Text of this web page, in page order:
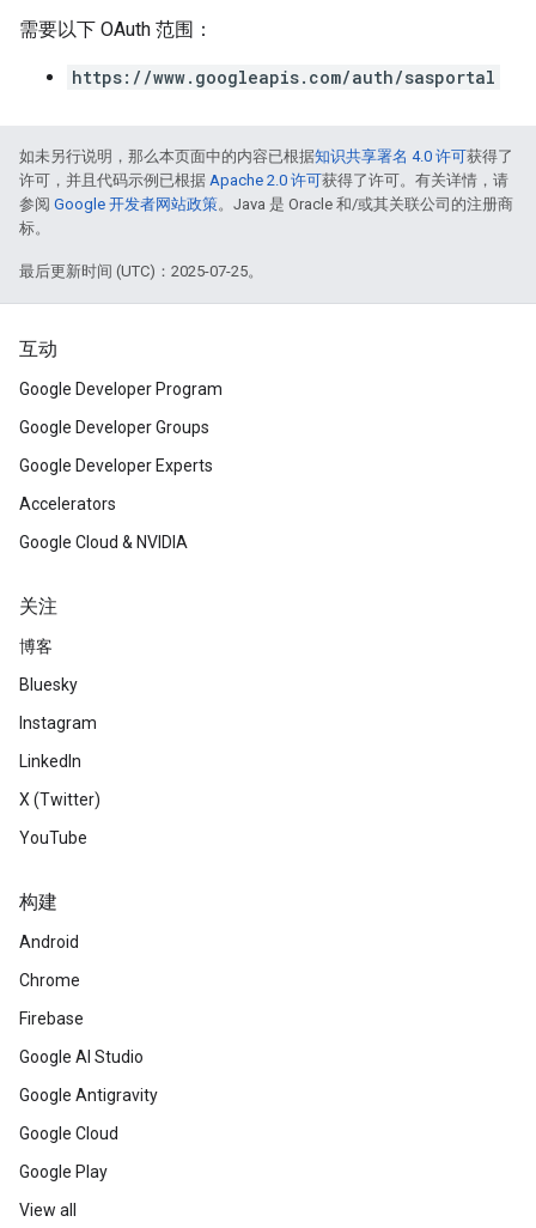
需要以下 OAuth 范围：
https://www.googleapis.com/auth/sasportal
如未另行说明，那么本页面中的内容已根据知识共享署名 4.0 许可获得了
许可，并且代码示例已根据 Apache 2.0 许可获得了许可。有关详情，请
参阅 Google 开发者网站政策。Java 是 Oracle 和/或其关联公司的注册商
标。
最后更新时间 (UTC)：2025-07-25。
互动
Google Developer Program
Google Developer Groups
Google Developer Experts
Accelerators
Google Cloud & NVIDIA
关注
博客
Bluesky
Instagram
LinkedIn
X (Twitter)
YouTube
构建
Android
Chrome
Firebase
Google AI Studio
Google Antigravity
Google Cloud
Google Play
View all